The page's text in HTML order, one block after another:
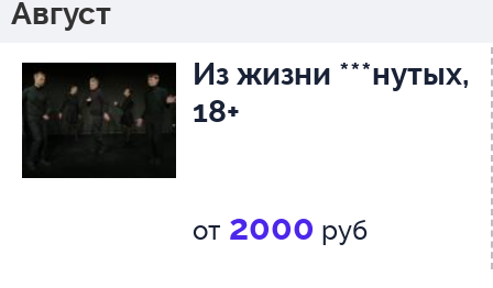
Август
Из жизни ***нутых,
18+
от 2000 руб